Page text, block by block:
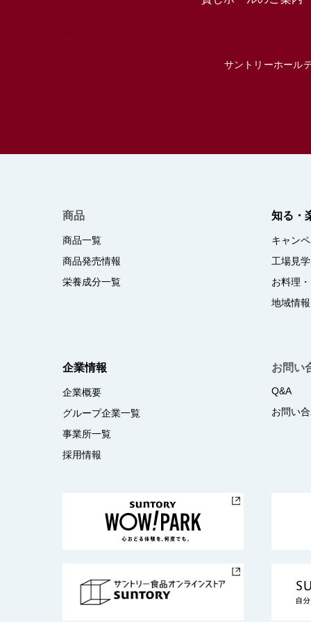
サントリーホール
商品
商品一覧
商品発売情報
栄養成分一覧
知る・
キャン
工場見学
お料理
地域情報
企業情報
企業概要
グループ企業一覧
事業所一覧
採用情報
お問い
Q&A
お問い